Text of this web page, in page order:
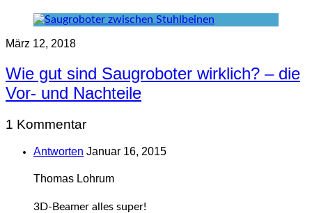
März 12, 2018
Wie gut sind Saugroboter wirklich? – die
Vor- und Nachteile
1 Kommentar
Antworten Januar 16, 2015
Thomas Lohrum
3D-Beamer alles super!